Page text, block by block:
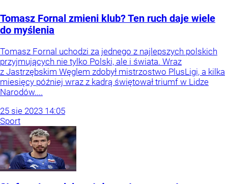
Tomasz Fornal zmieni klub? Ten ruch daje wiele
do myślenia
Tomasz Fornal uchodzi za jednego z najlepszych polskich
przyjmujących nie tylko Polski, ale i świata. Wraz
z Jastrzębskim Węglem zdobył mistrzostwo PlusLigi, a kilka
miesięcy później wraz z kadrą świętował triumf w Lidze
Narodów....
25 sie 2023 14:05
Sport